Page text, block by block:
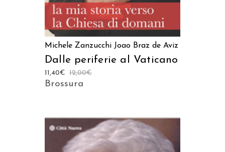
Michele Zanzucchi Joao Braz de Aviz
Dalle periferie al Vaticano
12,00€
11,40€
Brossura